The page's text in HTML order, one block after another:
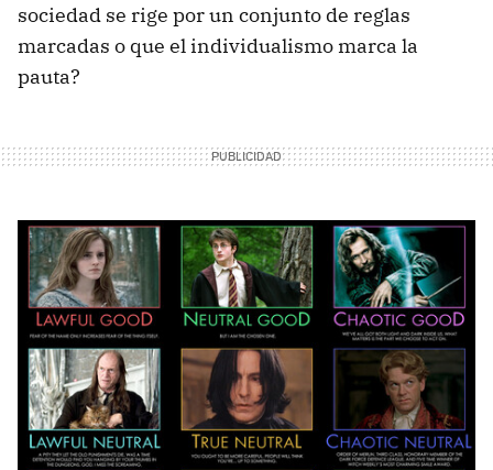
sociedad se rige por un conjunto de reglas
marcadas o que el individualismo marca la
pauta?